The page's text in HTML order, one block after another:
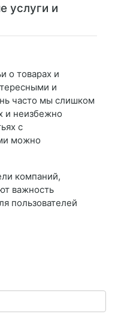
услуги и
о товарах и
и
часто мы слишком
и неизбежно
с
можно
компаний,
важность
пользователей